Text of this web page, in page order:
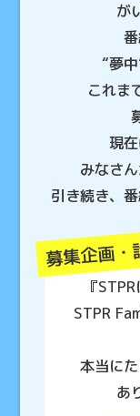
が
“夢
これま
現
みなさ
引き続き、
募集企画
『
STPR
本当に
あ